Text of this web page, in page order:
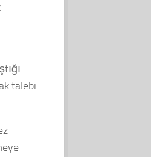
talebi